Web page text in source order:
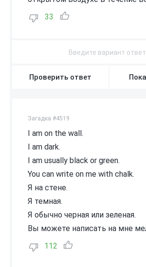
33
Проверить ответ
Загадка #4519
I am on the wall.
I am dark.
I am usually black or green.
You can write on me with chalk.
Я на стене.
Я темная.
Я обычно черная или зеленая.
Вы можете написать на мне
112